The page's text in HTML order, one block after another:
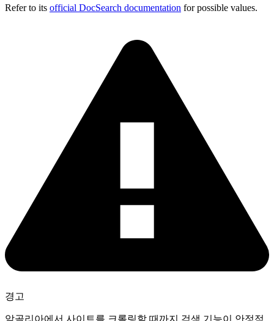
Refer to its official DocSearch documentation for possible values.
경고